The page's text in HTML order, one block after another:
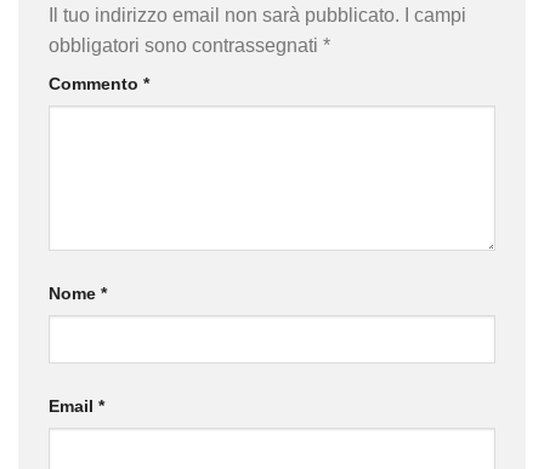
Il tuo indirizzo email non sarà pubblicato.
I campi
obbligatori sono contrassegnati *
Commento *
Nome *
Email *